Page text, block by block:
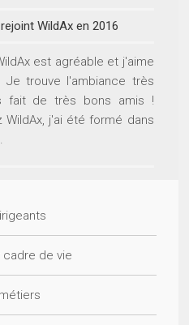
WildAx en 2016
est agréable et j'aime
trouve l'ambiance très
fait de très bons amis !
j'ai été formé dans
de vie